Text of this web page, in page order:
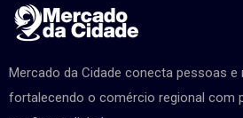
Mercado da Cidade conecta pessoas e
fortalecendo o comércio regional com